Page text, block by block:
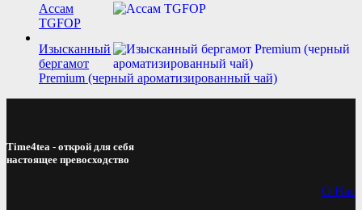
Ассам
TGFOP
Изысканный
бергамот
Premium (черный ароматизированный чай)
Time4tea - открой для себя
настоящее превосходство
О Нас